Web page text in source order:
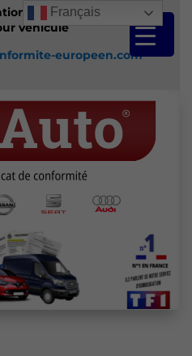
France
véhicule
europeen.com
Français